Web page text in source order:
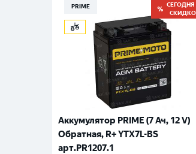
PRIME
СЕГОДНЯ
Аккумулятор PRIME (7 Ач, 12 V)
Обратная, R+ YTX7L-BS
арт.PR1207.1